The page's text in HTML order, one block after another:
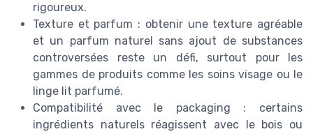
rigoureux.
Texture et parfum : obtenir une texture agréable
et un parfum naturel sans ajout de substances
controversées reste un défi, surtout pour les
gammes de produits comme les soins visage ou le
linge lit parfumé.
Compatibilité avec le packaging : certains
ingrédients naturels réagissent avec le bois ou